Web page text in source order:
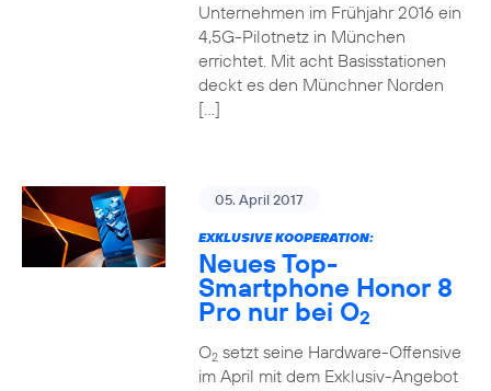
Unternehmen im Frühjahr 2016 ein
4,5G-Pilotnetz in München
errichtet. Mit acht Basisstationen
deckt es den Münchner Norden
[…]
05. April 2017
EXKLUSIVE KOOPERATION:
Neues Top-
Smartphone Honor 8
Pro nur bei O2
O2setzt seine Hardware-Offensive
im April mit dem Exklusiv-Angebot